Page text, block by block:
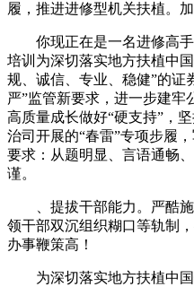
履，推进进修型机关扶植。
你现正在是一名进修高手
培训为深切落实地方扶植中
规、诚信、专业、稳健”的证
严”监管新要求，进一步建牢
高质量成长做好“硬支持”，
治司开展的“春雷”专项步履
要求：从题明显、言语通畅
谨。
、提拔干部能力。严酷施
领干部双沉组织糊口等轨制
办事鞭策高！
为深切落实地方扶植中国